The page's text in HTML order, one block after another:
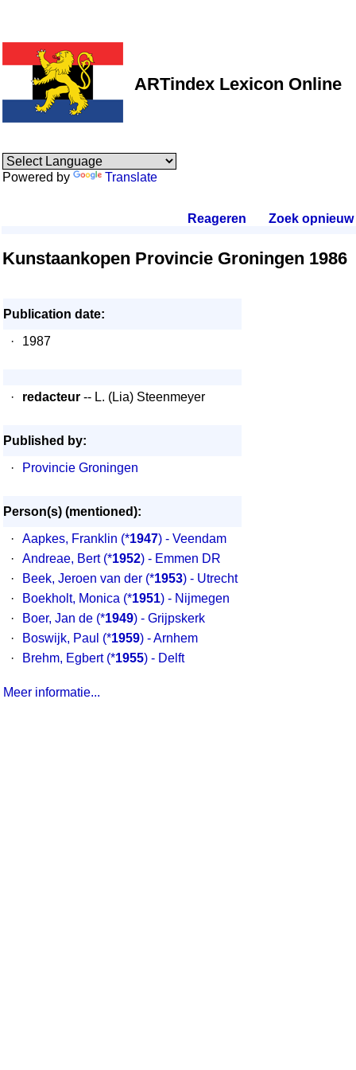
ARTindex Lexicon Online
Powered by Translate
Reageren Zoek opnieuw.
Kunstaankopen Provincie Groningen 1986
Publication date:
·
1987
· redacteur -- L. (Lia) Steenmeyer
Published by:
·
Provincie Groningen
Person(s) (mentioned):
·
Aapkes, Franklin (*1947) - Veendam
·
Andreae, Bert (*1952) - Emmen DR
·
Beek, Jeroen van der (*1953) - Utrecht
·
Boekholt, Monica (*1951) - Nijmegen
·
Boer, Jan de (*1949) - Grijpskerk
·
Boswijk, Paul (*1959) - Arnhem
·
Brehm, Egbert (*1955) - Delft
Meer informatie...